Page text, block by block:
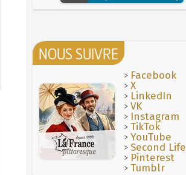
NOUS SUIVRE
> Facebook
>X
> LinkedIn
>VK
> Instagram
>TikTok
>YouTube
>Second Life
> Pinterest
>Tumblr